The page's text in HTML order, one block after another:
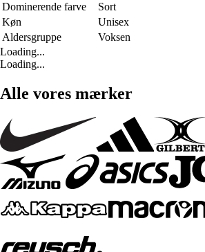
Dominerende farve
Sort
Køn
Unisex
Aldersgruppe
Voksen
Loading...
Loading...
Alle vores mærker